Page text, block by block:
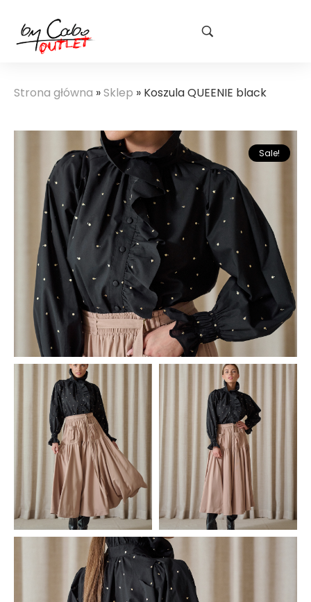
Strona główna »Sklep » Koszula QUEENIE black
Sale!